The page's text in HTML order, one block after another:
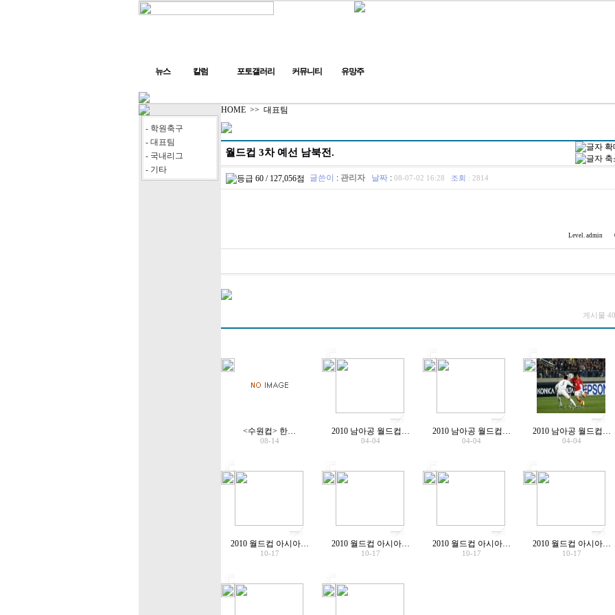
뉴스 칼럼 포토갤러리 커뮤니티 유망주
- 학원축구
- 대표팀
- 국내리그
- 기타
HOME >> 대표팀
월드컵 3차 예선 남북전.
글쓴이 : 관리자 날짜 : 08-07-02 16:28 조회 : 2814
Level. admin
게시물
<수원컵> 한…
08-14
2010 남아공 월드컵…
04-04
2010 남아공 월드컵…
04-04
2010 남아공 월드컵…
04-04
2010 월드컵 아시아…
10-17
2010 월드컵 아시아…
10-17
2010 월드컵 아시아…
10-17
2010 월드컵 아시아…
10-17